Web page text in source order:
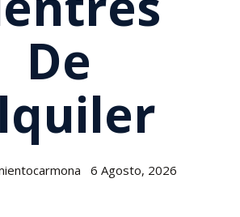
De
6 Agosto, 2026